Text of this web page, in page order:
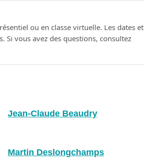
ou en classe virtuelle. Les dates et
Si vous avez des questions, consultez
Jean-Claude Beaudry
Martin Deslongchamps